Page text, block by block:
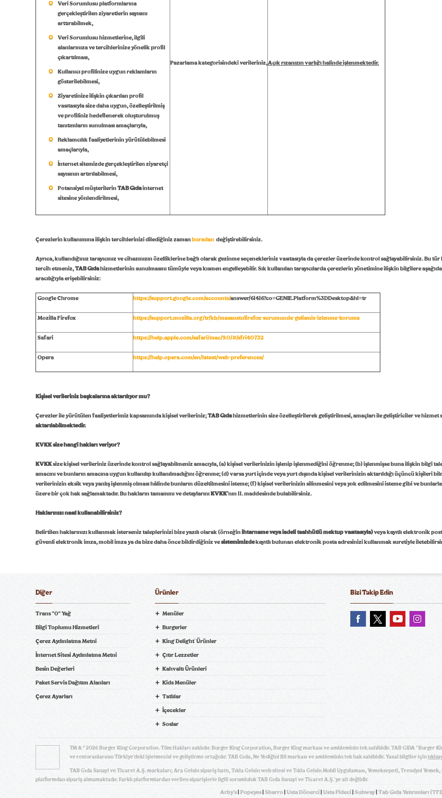
Veri Sorumlusu platformlarına
gerçekleştirilen ziyaretlerin sayısını
arttırabilmek,
Veri Sorumlusu hizmetlerine, ilgili
alanlarınıza ve tercihlerinize yönelik profil
çıkartılması,
Kullanıcı profilinize uygun reklamların
gösterilebilmesi,
Ziyaretinize ilişkin çıkarılan profil
vasıtasıyla size daha uygun, özelleştirilmiş
ve profiliniz hedeflenerek oluşturulmuş
tanıtımların sunulması amaçlarıyla,
Reklamcılık faaliyetlerinin yürütülebilmesi
amaçlarıyla,
İnternet sitemizde gerçekleştirilen ziyaretçi
sayısının artırılabilmesi,
Potansiyel müşterilerinTAB Gıdainternet
sitesine yönlendirilmesi,
Pazarlama kategorisindeki verileriniz,Açık rızanızın varlığı halinde işlenmektedir.
Çerezlerin kullanımına ilişkin tercihlerinizi dilediğiniz zamanburadan değiştirebilirsiniz.
Ayrıca, kullandığınız tarayıcınız ve cihazınızın özelliklerine bağlı olarak gezinme seçenekleriniz vasıtasıyla da çerezler üzerinde kontrol sağlayabilirsiniz. Bu tür
tercih etmeniz,TAB Gıdahizmetlerinin sunulmasını tümüyle veya kısmen engelleyebilir. Sık kullanılan tarayıcılarda çerezlerin yönetimine ilişkin bilgilere
aracılığıyla erişebilirsiniz:
Google Chrome https://support.google.com/accounts/answer/61416?co=GENIE.Platform%3DDesktop&hl=tr
Mozilla Firefox https://support.mozilla.org/tr/kb/masaustufirefox-surumunde-gelismis-izlenme-koruma
Safari https://help.apple.com/safari/mac/9.0/#/sfri40732
Opera https://help.opera.com/en/latest/web-preferences/
Kişisel verileriniz başkalarına aktarılıyor mu?
Çerezler ile yürütülen faaliyetlerimiz kapsamında kişisel verileriniz;TAB Gıdahizmetlerinin size özelleştirilerek geliştirilmesi, amaçları ile geliştiriciler ve hizmet
aktarılabilmektedir.
KVKK size hangi hakları veriyor?
KVKKsize kişisel verileriniz üzerinde kontrol sağlayabilmeniz amacıyla, (a) kişisel verilerinizin işlenip işlenmediğini öğrenme; (b) işlenmişse buna ilişkin bilgi
amacını ve bunların amacına uygun kullanılıp kullanılmadığını öğrenme; (d) varsa yurt içinde veya yurt dışında kişisel verilerinizin aktarıldığı üçüncü kişileri
verilerinizin eksik veya yanlış işlenmiş olması hâlinde bunların düzeltilmesini isteme; (f) kişisel verilerinizin silinmesini veya yok edilmesini isteme gibi ve bunlarla
üzere bir çok hak sağlamaktadır. Bu hakların tamamını ve detaylarınıKVKK’nın 11. maddesinde bulabilirsiniz.
Haklarınızı nasıl kullanabilirsiniz?
Belirtilen haklarınızı kullanmak isterseniz taleplerinizi bize yazılı olarak (örneğinihtarname veya iadeli taahhütlü mektup vasıtasıyla)veya kayıtlı elektronik
güvenli elektronik imza, mobil imza ya da bize daha önce bildirdiğiniz vesistemimizdekayıtlı bulunan elektronik posta adresinizi kullanmak suretiyle
Ver! tiklagelsin.com
Bizi Takip Edin
Ürünler
Menüler
Burgerler
King Delight®Ürünler
Çıtır Lezzetler
Kahvaltı Ürünleri
Kids Menüler
Tatlılar
İçecekler
Soslar
Diğer
Trans "0" Yağ
Bilgi Toplumu Hizmetleri
Çerez Aydınlatma Metni
İnternet Sitesi Aydınlatma Metni
Besin Değerleri
Paket Servis Dağıtım Alanları
Çerez Ayarları
TM & © 2026 Burger King Corporation. Tüm Hakları saklıdır. Burger King Corporation, Burger King markası ve ambleminin tek sahibidir. TAB GIDA "Burger
ve restoranlarının Türkiye’deki işletmecisi ve geliştirme ortağıdır. TAB Gıda, Ne Yediğini Bil markası ve ambleminin tek hak sahibidir. Yasal bilgiler için
TAB Gıda Sanayi ve Ticaret A.Ş. markaları; Ara Gelsin sipariş hattı, Tıkla Gelsin web sitesi ve Tıkla Gelsin Mobil Uygulaması, Yemeksepeti, Trendyol
platformdan sipariş almamaktadır. Farklı platformlardan verilen siparişlerle ilgili sorumluluk TAB Gıda Sanayi ve Ticaret A.Ş.'ye ait değildir.
Arby's Popeyes Sbarro Usta Dönerci Usta Pideci Subway Tab Gıda Yatırımları